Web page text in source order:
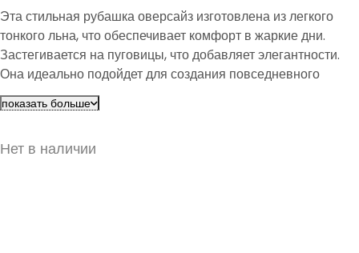
Эта стильная рубашка оверсайз изготовлена из легкого
тонкого льна, что обеспечивает комфорт в жаркие дни.
Застегивается на пуговицы, что добавляет элегантности.
Она идеально подойдет для создания повседневного
образа или для выхода в свет. Доступна в нескольких
цветах и размерах, чтобы удовлетворить ваши потребности.
показать больше
Нет в наличии